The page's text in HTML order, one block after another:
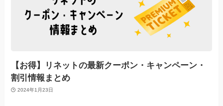
【お得】リネットの最新クーポン・キャンペーン・
割引情報まとめ
2024年1月23日